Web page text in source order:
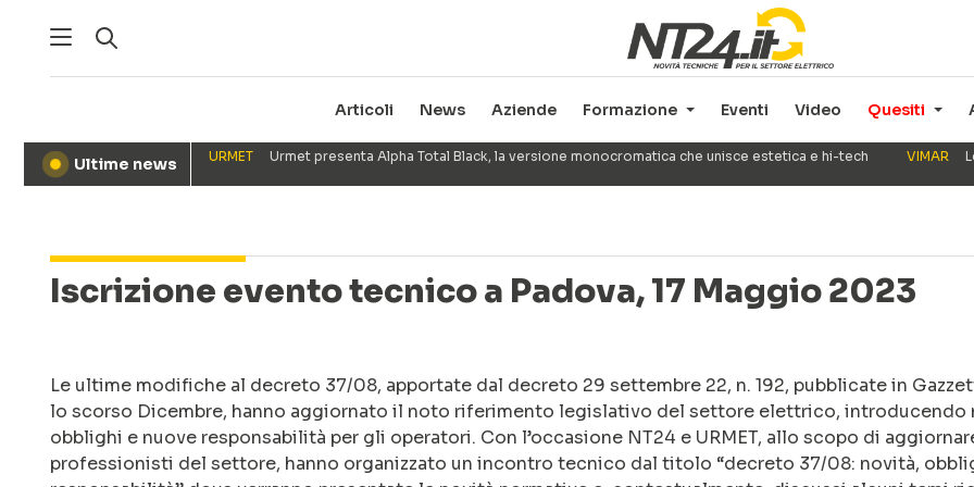
Articoli News Aziende Formazione Eventi Video Quesiti
● Ultime news URMET Urmet presenta Alpha Total Black, la versione monocromatica che unisce estetica e hi-tech VIMAR
Iscrizione evento tecnico a Padova, 17 Maggio 2023
Le ultime modifiche al decreto 37/08, apportate dal decreto 29 settembre 22, n. 192, pubblicate in
lo scorso Dicembre, hanno aggiornato il noto riferimento legislativo del settore elettrico, introducendo
obblighi e nuove responsabilità per gli operatori. Con l’occasione NT24 e URMET, allo scopo di
professionisti del settore, hanno organizzato un incontro tecnico dal titolo “decreto 37/08: novità,